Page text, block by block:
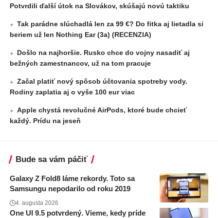
Potvrdili ďalší útok na Slovákov, skúšajú novú taktiku
Tak parádne slúchadlá len za 99 €? Do fitka aj lietadla si
beriem už len Nothing Ear (3a) (RECENZIA)
Došlo na najhoršie. Rusko chce do vojny nasadiť aj
bežných zamestnancov, už na tom pracuje
Začal platiť nový spôsob účtovania spotreby vody.
Rodiny zaplatia aj o vyše 100 eur viac
Apple chystá revolučné AirPods, ktoré bude chcieť
každý. Prídu na jeseň
Bude sa vám páčiť
Galaxy Z Fold8 láme rekordy. Toto sa
Samsungu nepodarilo od roku 2019
4. augusta 2026
One UI 9.5 potvrdený. Vieme, kedy príde